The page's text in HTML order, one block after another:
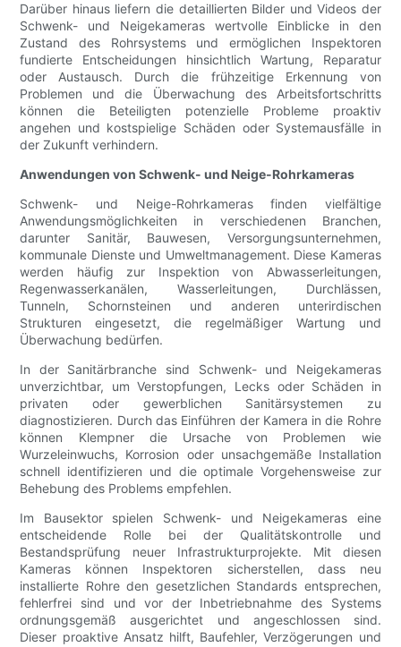
Darüber hinaus liefern die detaillierten Bilder und Videos der
Schwenk- und Neigekameras wertvolle Einblicke in den
Zustand des Rohrsystems und ermöglichen Inspektoren
fundierte Entscheidungen hinsichtlich Wartung, Reparatur
oder Austausch. Durch die frühzeitige Erkennung von
Problemen und die Überwachung des Arbeitsfortschritts
können die Beteiligten potenzielle Probleme proaktiv
angehen und kostspielige Schäden oder Systemausfälle in
der Zukunft verhindern.
Anwendungen von Schwenk- und Neige-Rohrkameras
Schwenk- und Neige-Rohrkameras finden vielfältige
Anwendungsmöglichkeiten in verschiedenen Branchen,
darunter Sanitär, Bauwesen, Versorgungsunternehmen,
kommunale Dienste und Umweltmanagement. Diese Kameras
werden häufig zur Inspektion von Abwasserleitungen,
Regenwasserkanälen, Wasserleitungen, Durchlässen,
Tunneln, Schornsteinen und anderen unterirdischen
Strukturen eingesetzt, die regelmäßiger Wartung und
Überwachung bedürfen.
In der Sanitärbranche sind Schwenk- und Neigekameras
unverzichtbar, um Verstopfungen, Lecks oder Schäden in
privaten oder gewerblichen Sanitärsystemen zu
diagnostizieren. Durch das Einführen der Kamera in die Rohre
können Klempner die Ursache von Problemen wie
Wurzeleinwuchs, Korrosion oder unsachgemäße Installation
schnell identifizieren und die optimale Vorgehensweise zur
Behebung des Problems empfehlen.
Im Bausektor spielen Schwenk- und Neigekameras eine
entscheidende Rolle bei der Qualitätskontrolle und
Bestandsprüfung neuer Infrastrukturprojekte. Mit diesen
Kameras können Inspektoren sicherstellen, dass neu
installierte Rohre den gesetzlichen Standards entsprechen,
fehlerfrei sind und vor der Inbetriebnahme des Systems
ordnungsgemäß ausgerichtet und angeschlossen sind.
Dieser proaktive Ansatz hilft, Baufehler, Verzögerungen und